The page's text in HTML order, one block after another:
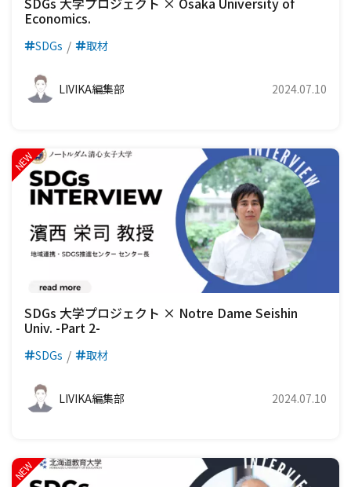
Economics.
SDGs 取材
LIVIKA編集部 2024.07.10
SDGs 大学プロジェクト × Notre Dame Seishin
Univ. -Part 2-
SDGs 取材
LIVIKA編集部 2024.07.10